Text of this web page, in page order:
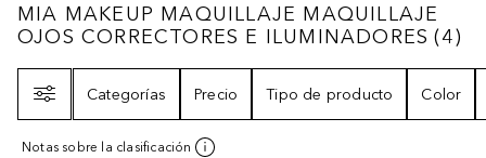
MIA MAKEUP MAQUILLAJE MAQUILLAJE
MIA MAKEUP MAQUILLAJE MAQUILLAJE
OJOS CORRECTORES E ILUMINADORES (4)
Categorías
Precio Tipo de producto Color
Notas sobre la clasificación